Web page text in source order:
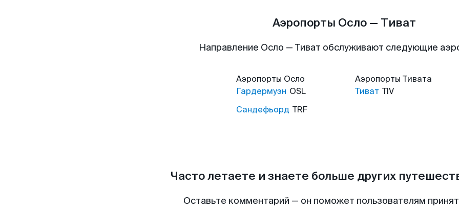
Аэропорты Осло — Тиват
Направление Осло — Тиват обслуживают следующие
Аэропорты Осло
Гардермуэн OSL
Сандефьорд TRF
Аэропорты Тивата
Тиват TIV
Часто летаете и знаете больше других
Оставьте комментарий — он поможет пользователям